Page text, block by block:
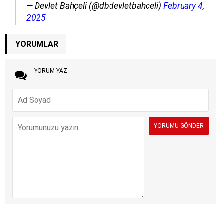
— Devlet Bahçeli (@dbdevletbahceli) February 4,
2025
YORUMLAR
YORUM YAZ